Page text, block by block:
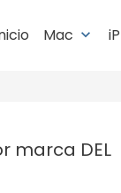
Mac keyboard_arrow_down
marca DEL